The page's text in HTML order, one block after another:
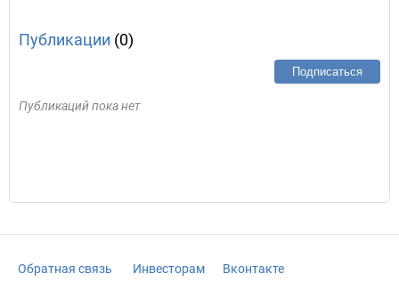
Публикации (0)
Подписаться
Публикаций пока нет
Обратная связь Инвесторам Вконтакте